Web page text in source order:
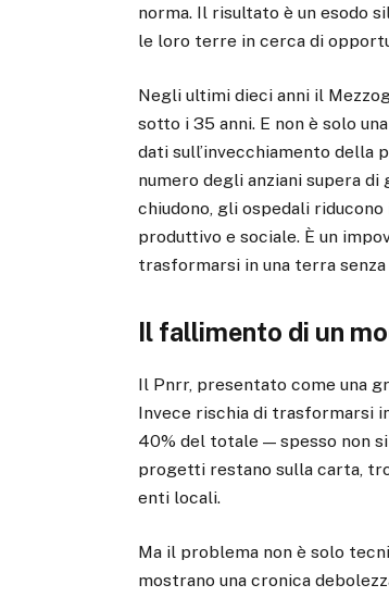
norma. Il risultato è un esodo
le loro terre in cerca di
Negli ultimi dieci anni il
sotto i 35 anni. E non è solo
dati sull’invecchiamento della
numero degli anziani supera
chiudono, gli ospedali
produttivo e sociale. È un
trasformarsi in una terra
Il fallimento di un
Il Pnrr, presentato come una
Invece rischia di trasformarsi
40% del totale — spesso non
progetti restano sulla carta,
enti locali.
Ma il problema non è solo
mostrano una cronica